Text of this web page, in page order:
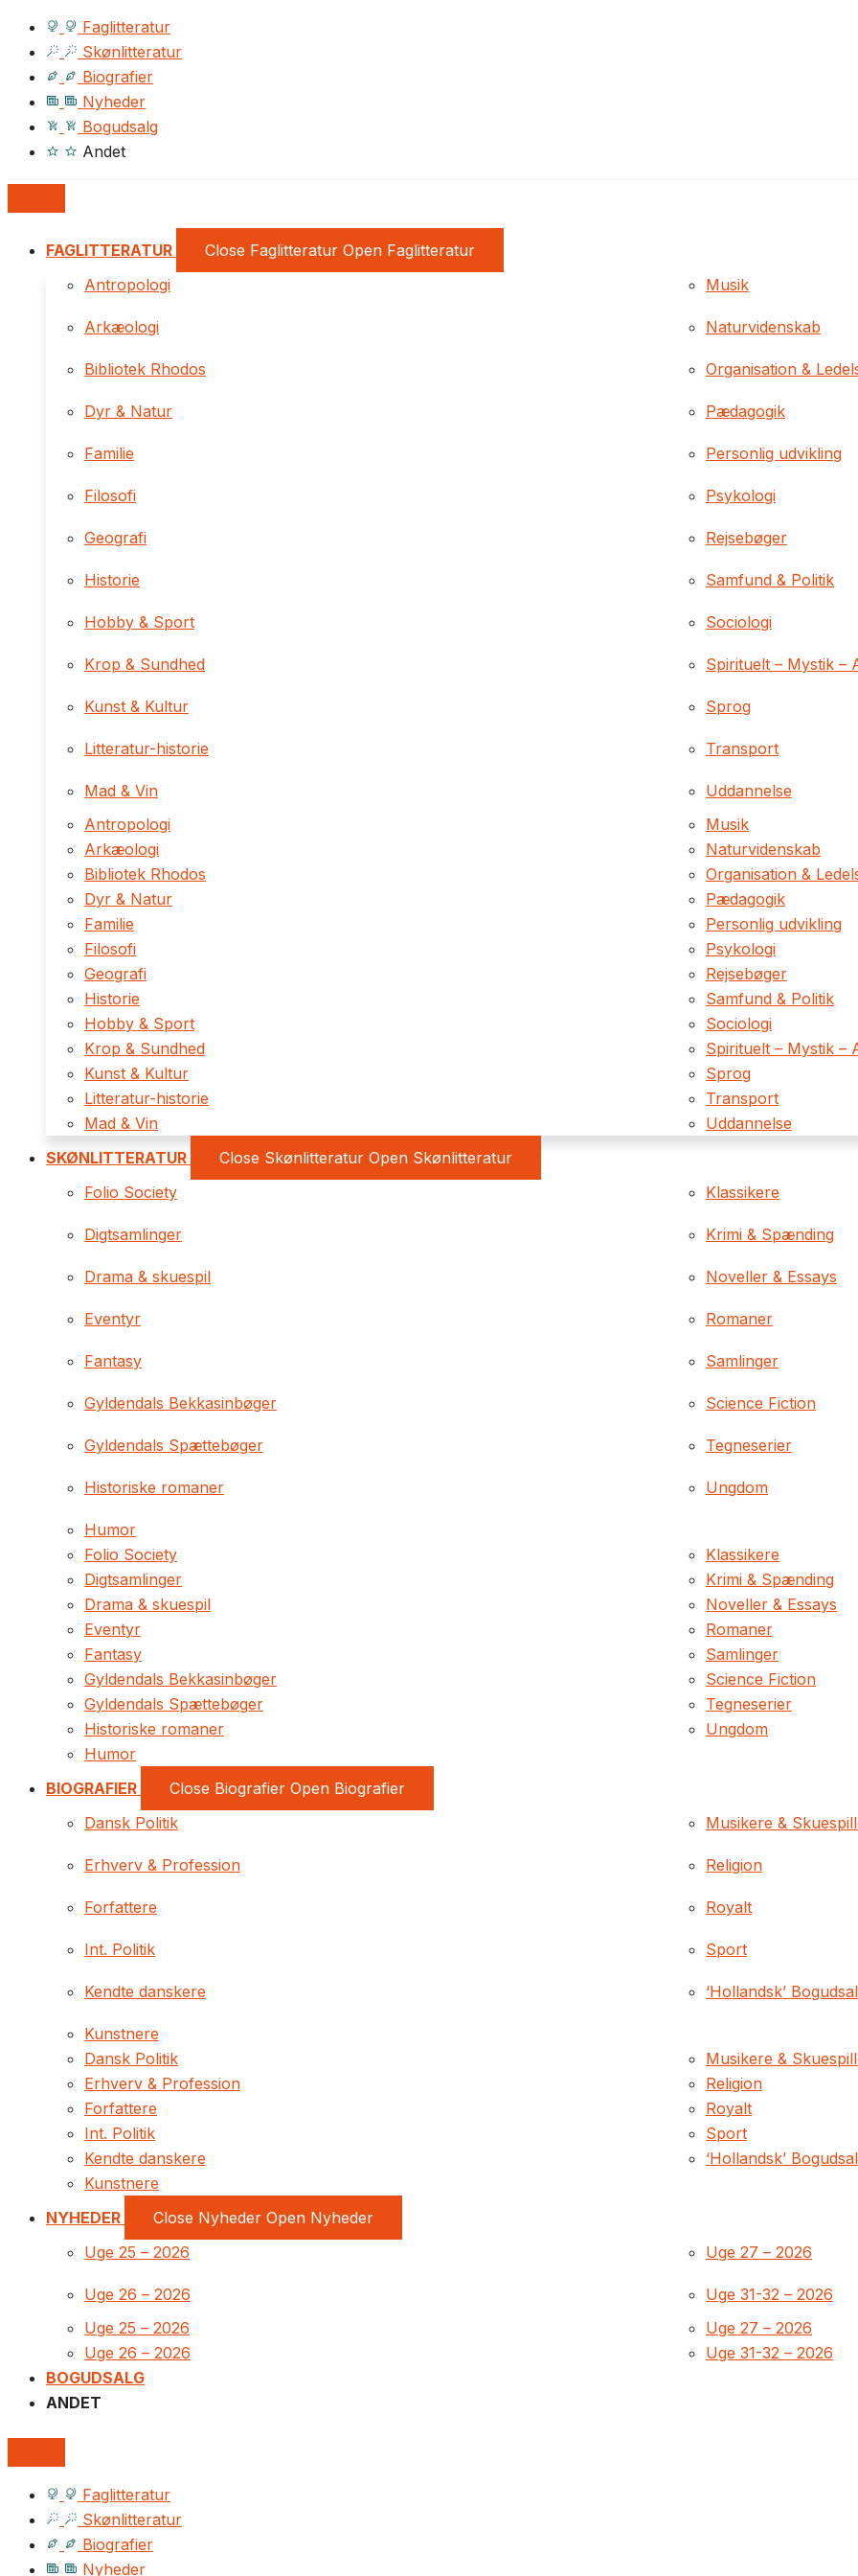
Faglitteratur
Skønlitteratur
Biografier
Nyheder
Bogudsalg
Andet
FAGLITTERATUR Close Faglitteratur Open Faglitteratur
Antropologi
Arkæologi
Bibliotek Rhodos
Dyr & Natur
Familie
Filosofi
Geografi
Historie
Hobby & Sport
Krop & Sundhed
Kunst & Kultur
Litteratur-historie
Mad & Vin
Musik
Naturvidenskab
Organisation &
Pædagogik
Personlig udvikling
Psykologi
Rejsebøger
Samfund & Politik
Sociologi
Spirituelt – Mystik –
Sprog
Transport
Uddannelse
Antropologi
Arkæologi
Bibliotek Rhodos
Dyr & Natur
Familie
Filosofi
Geografi
Historie
Hobby & Sport
Krop & Sundhed
Kunst & Kultur
Litteratur-historie
Mad & Vin
Musik
Naturvidenskab
Organisation &
Pædagogik
Personlig udvikling
Psykologi
Rejsebøger
Samfund & Politik
Sociologi
Spirituelt – Mystik –
Sprog
Transport
Uddannelse
SKØNLITTERATUR
Close Skønlitteratur Open Skønlitteratur
Folio Society
Digtsamlinger
Drama & skuespil
Eventyr
Fantasy
Gyldendals Bekkasinbøger
Gyldendals Spættebøger
Historiske romaner
Humor
Klassikere
Krimi & Spænding
Noveller & Essays
Romaner
Samlinger
Science Fiction
Tegneserier
Ungdom
Folio Society
Digtsamlinger
Drama & skuespil
Eventyr
Fantasy
Gyldendals Bekkasinbøger
Gyldendals Spættebøger
Historiske romaner
Humor
Klassikere
Krimi & Spænding
Noveller & Essays
Romaner
Samlinger
Science Fiction
Tegneserier
Ungdom
BIOGRAFIER Close Biografier Open Biografier
Dansk Politik
Erhverv & Profession
Forfattere
Int. Politik
Kendte danskere
Kunstnere
Musikere &
Religion
Royalt
Sport
‘Hollandsk’
Dansk Politik
Erhverv & Profession
Forfattere
Int. Politik
Kendte danskere
Kunstnere
Musikere &
Religion
Royalt
Sport
‘Hollandsk’
NYHEDER Close Nyheder Open Nyheder
Uge 25 – 2026
Uge 26 – 2026
Uge 27 – 2026
Uge 31-32 – 2026
Uge 25 – 2026
Uge 26 – 2026
Uge 27 – 2026
Uge 31-32 – 2026
BOGUDSALG
ANDET
Faglitteratur
Skønlitteratur
Biografier
Nyheder